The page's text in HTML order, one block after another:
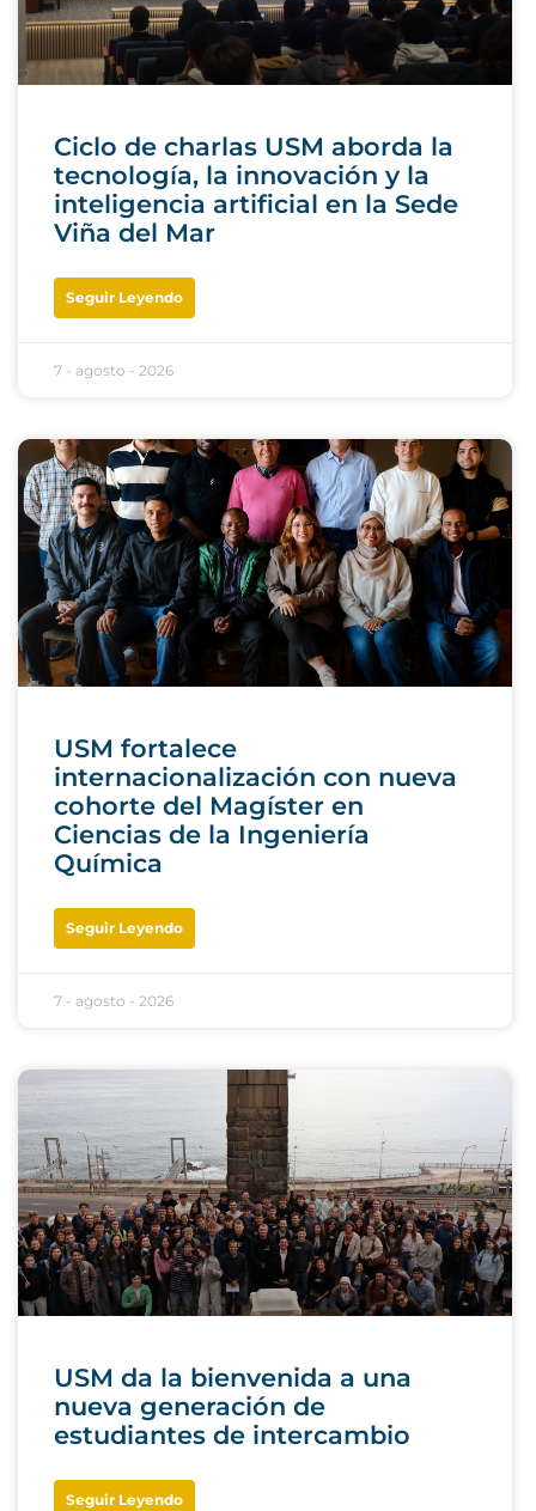
Ciclo de charlas USM aborda la
tecnología, la innovación y la
inteligencia artificial en la Sede
Viña del Mar
Seguir Leyendo
7 - agosto - 2026
USM fortalece
internacionalización con nueva
cohorte del Magíster en
Ciencias de la Ingeniería
Química
Seguir Leyendo
7 - agosto - 2026
USM da la bienvenida a una
nueva generación de
estudiantes de intercambio
Seguir Leyendo